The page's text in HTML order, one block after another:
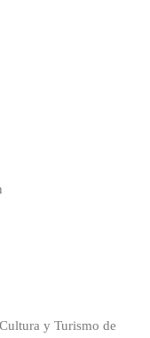
y Turismo de